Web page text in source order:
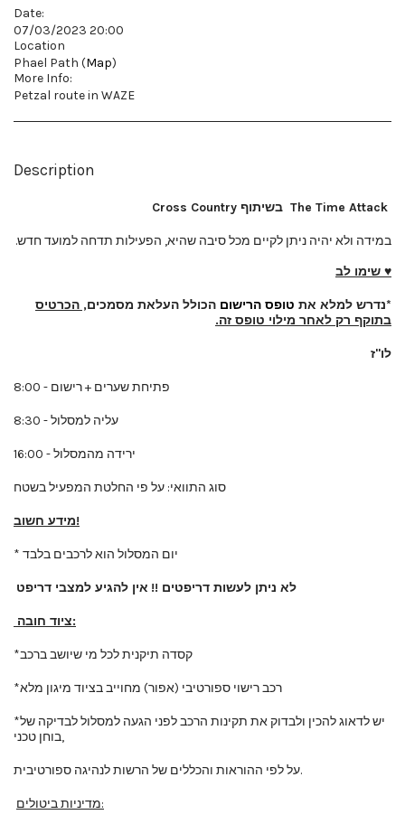
Date:
07/03/2023 20:00
Location
Phael Path (Map)
More Info:
Petzal route in WAZE
Description
בשיתוף Cross Country
במידה ולא יהיה ניתן לקיים מכל סיבה שהיא, הפעילות תדחה למועד חדש.
♥ שימו לב
*נדרש למלא את טופס הרישום הכולל העלאת מסמכים, הכרטיס
בתוקף רק לאחר מילוי טופס זה.
לו"ז
8:00 - פתיחת שערים + רישום
8:30 - עליה למסלול
16:00 - ירידה מהמסלול
סוג התוואי: על פי החלטת המפעיל בשטח
מידע חשוב!
לא ניתן לעשות דריפטים !! אין להגיע למצבי דריפט
ציוד חובה:
*יש לדאוג להכין ולבדוק את תקינות הרכב לפני הגעה למסלול לבדיקה של
בוחן טכני,
על לפי ההוראות והכללים של הרשות לנהיגה ספורטיבית.
מדיניות ביטולים: